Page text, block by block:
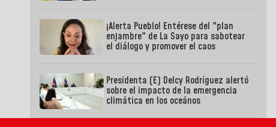
¡Alerta Pueblo! Entérese del "plan
enjambre" de La Sayo para sabotear
el diálogo y promover el caos
Presidenta (E) Delcy Rodríguez alertó
sobre el impacto de la emergencia
climática en los oceános